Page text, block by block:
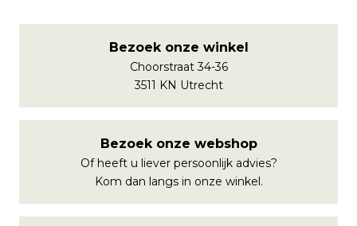
Bezoek onze winkel
Choorstraat 34-36
3511 KN Utrecht
Bezoek onze webshop
Of heeft u liever persoonlijk advies?
Kom dan langs in onze winkel.